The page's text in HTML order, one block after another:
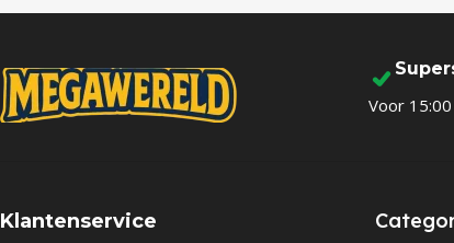
Voor
Klantenservice